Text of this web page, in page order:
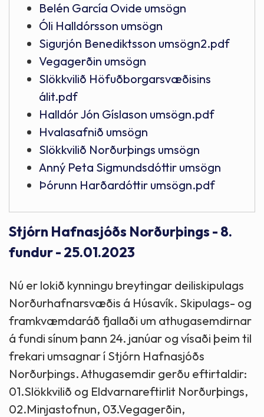
Belén García Ovide umsögn
Óli Halldórsson umsögn
Sigurjón Benediktsson umsögn2.pdf
Vegagerðin umsögn
Slökkvilið Höfuðborgarsvæðisins
álit.pdf
Halldór Jón Gíslason umsögn.pdf
Hvalasafnið umsögn
Slökkvilið Norðurþings umsögn
Anný Peta Sigmundsdóttir umsögn
Þórunn Harðardóttir umsögn.pdf
Stjórn Hafnasjóðs Norðurþings - 8.
fundur - 25.01.2023
Nú er lokið kynningu breytingar deiliskipulags
Norðurhafnarsvæðis á Húsavík. Skipulags- og
framkvæmdaráð fjallaði um athugasemdirnar
á fundi sínum þann 24. janúar og vísaði þeim til
frekari umsagnar í Stjórn Hafnasjóðs
Norðurþings. Athugasemdir gerðu eftirtaldir:
01.Slökkvilið og Eldvarnareftirlit Norðurþings,
02.Minjastofnun, 03.Vegagerðin,